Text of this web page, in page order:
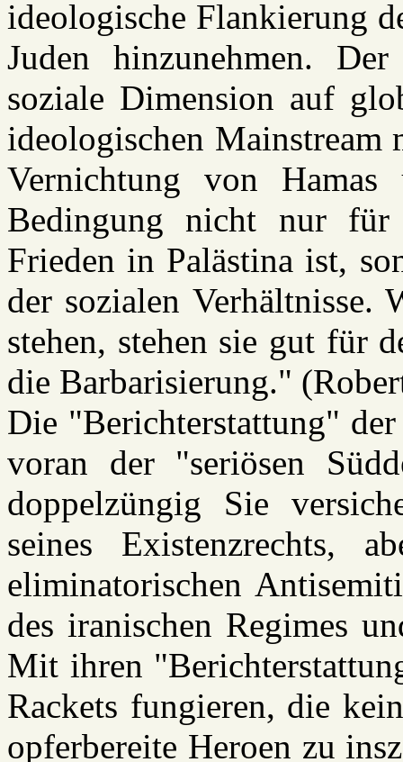
ideologische Flankierung
Juden hinzunehmen.
soziale Dimension auf
ideologischen Mainstream
Vernichtung von Hamas
Bedingung nicht nur für
Frieden in Palästina ist,
der sozialen Verhältnisse.
stehen, stehen sie gut für
die Barbarisierung."
Die "Berichterstattung"
voran der "seriösen
doppelzüngig Sie
seines Existenzrechts,
eliminatorischen
des iranischen Regimes
Mit ihren
Rackets fungieren, die
opferbereite Heroen zu